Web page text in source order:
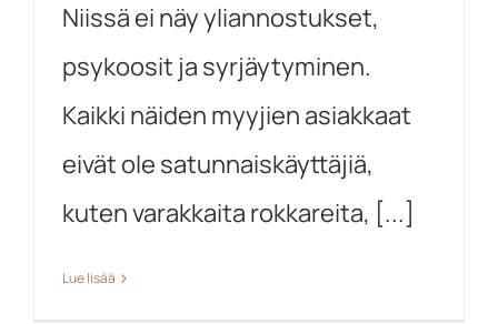
Niissä ei näy yliannostukset,
psykoosit ja syrjäytyminen.
Kaikki näiden myyjien asiakkaat
eivät ole satunnaiskäyttäjiä,
kuten varakkaita rokkareita, [...]
Lue lisää